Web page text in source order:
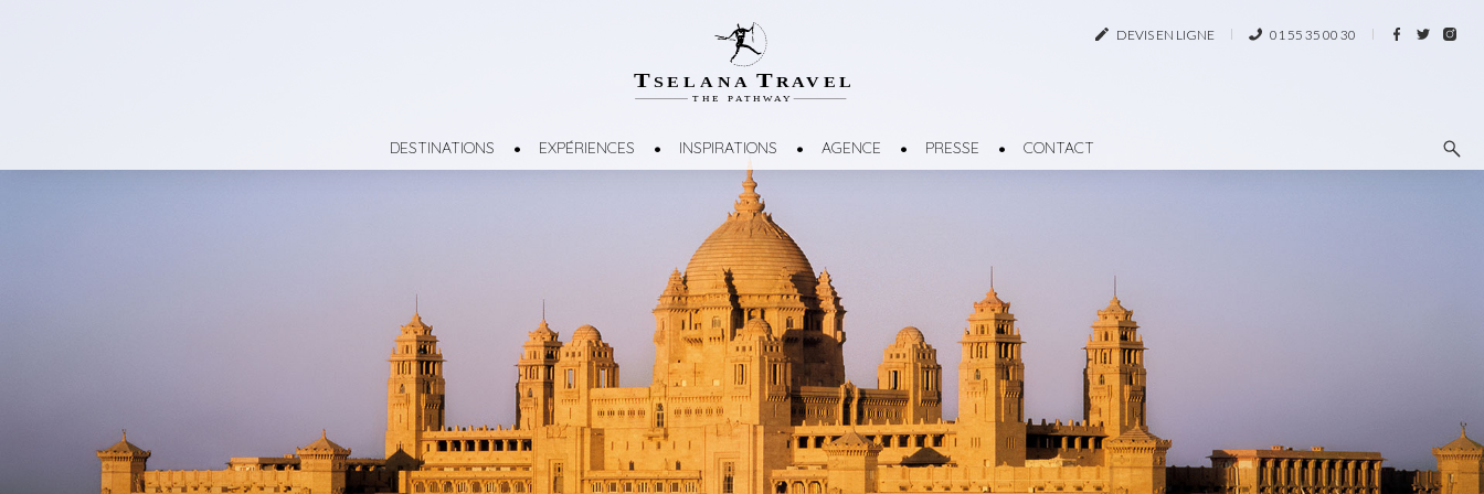
T SELANA T R AVEL
THE P A TH W A Y
DESTINATIONS EXPÉRIENCES INSPIRATIONS AGENCE PRESSE CONTACT
DEVIS EN LIGNE 01 55 35 00 30